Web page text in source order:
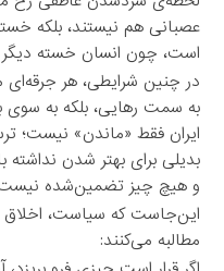
عصبانی هم نیستند، بلکه
است، چون انسان خسته
در چنین شرایطی، هر جرقه‌ای
به سمت رهایی، بلکه به سوی
ایران فقط «ماندن» نیست؛
بدیلی برای بهتر شدن نداشته
و هیچ چیز تضمین‌شده
این‌جاست که سیاست، اخلاق و
مطالبه می‌کنند: